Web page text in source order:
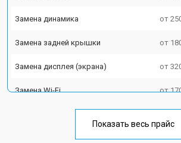
Замена динамика от
Замена задней крышки от
Замена дисплея (экрана) от
Замена Wi-Fi от
от
Показать весь прайс